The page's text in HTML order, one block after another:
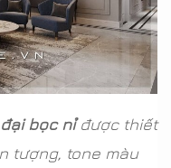
bọc nỉđược thiết
tượng, tone màu